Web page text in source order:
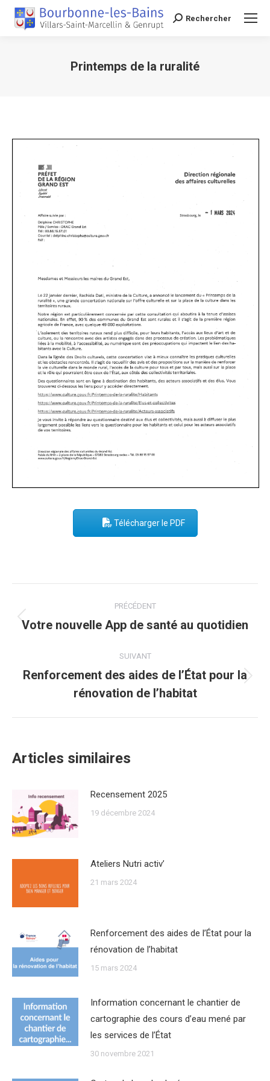
Recherche
Rechercher
Printemps de la ruralité
Télécharger le PDF
navigation
PRÉCÉDENT
Onglet
Votre nouvelle App de santé au quotidien
SUIVANT
Onglet
suivant
Renforcement des aides de l’État pour la
rénovation de l’habitat
Articles similaires
Recensement 2025
19 décembre 2024
Ateliers Nutri activ’
21 mars 2024
Renforcement des aides de l’État pour la
rénovation de l’habitat
15 mars 2024
Information concernant le chantier de
cartographie des cours d’eau mené par
les services de l’État
30 novembre 2021